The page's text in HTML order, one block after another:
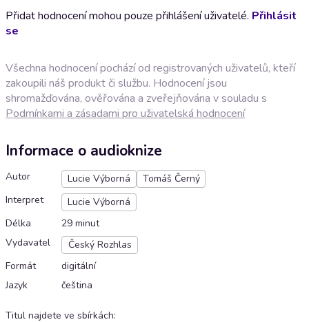
Přidat hodnocení mohou pouze přihlášení uživatelé. Přihlásit
se
Všechna hodnocení pochází od registrovaných uživatelů, kteří
zakoupili náš produkt či službu. Hodnocení jsou
shromažďována, ověřována a zveřejňována v souladu s
Podmínkami a zásadami pro uživatelská hodnocení
Informace o audioknize
Autor Lucie Výborná
Tomáš Černý
Interpret
Lucie Výborná
Délka
29 minut
Vydavatel
Český Rozhlas
Formát
digitální
Jazyk
čeština
Titul najdete ve sbírkách: